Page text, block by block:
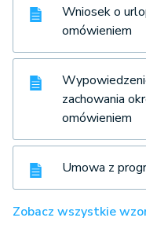
Wniosek o
omówieniem
zachowania
omówieniem
Umowa z
Zobacz wszystkie